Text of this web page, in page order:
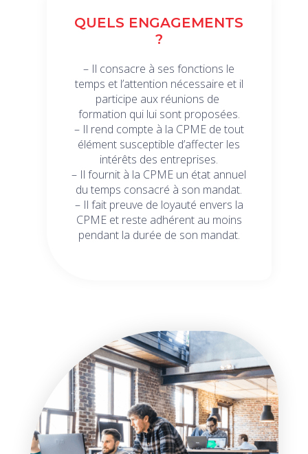
QUELS ENGAGEMENTS
?
– Il consacre à ses fonctions le
temps et l’attention nécessaire et il
participe aux réunions de
formation qui lui sont proposées.
– Il rend compte à la CPME de tout
élément susceptible d’affecter les
intérêts des entreprises.
– Il fournit à la CPME un état annuel
du temps consacré à son mandat.
– Il fait preuve de loyauté envers la
CPME et reste adhérent au moins
pendant la durée de son mandat.